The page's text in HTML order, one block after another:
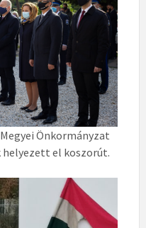
Önkormányzat
helyezett el koszorút.